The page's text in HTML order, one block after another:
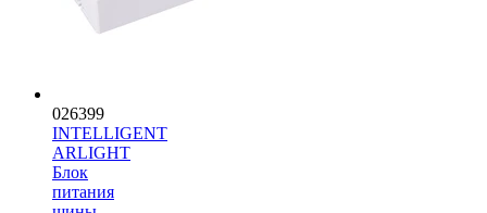
026399
INTELLIGENT
ARLIGHT
Блок
питания